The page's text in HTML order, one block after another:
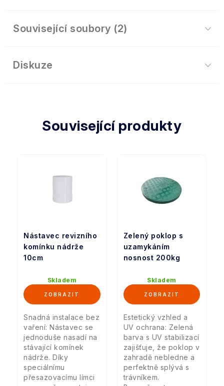
Související soubory (2)
Diskuze
Související produkty
Nástavec revizního
komínku nádrže
10cm
Skladem
Snadná instalace bez
vaření: Nástavec se
jednoduše nasadí na
stávající komínek
nádrže. Díky
speciálnímu
přesazovacímu límci
Zelený poklop s
uzamykáním
nosnost 200kg
Skladem
Estetický vzhled a
UV ochrana: Zelená
barva s UV stabilizací
zajišťuje, že poklop v
zahradě nebledne a
perfektně splývá s
trávníkem.